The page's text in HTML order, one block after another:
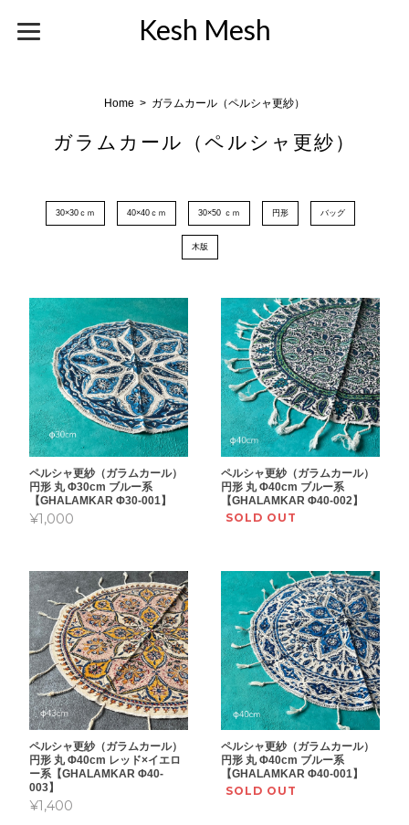
Kesh Mesh
Home ガラムカール（ペルシャ更紗）
ガラムカール（ペルシャ更紗）
30×30ｃｍ 40×40ｃｍ 30×50 ｃｍ 円形 バッグ
木版
ペルシャ更紗（ガラムカール）
円形 丸 Φ30cm ブルー系
【GHALAMKAR Φ30-001】
¥1,000
ペルシャ更紗（ガラムカール）
円形 丸 Φ40cm ブルー系
【GHALAMKAR Φ40-002】
SOLD OUT
ペルシャ更紗（ガラムカール）
円形 丸 Φ40cm レッド×イエロ
ー系【GHALAMKAR Φ40-
003】
¥1,400
ペルシャ更紗（ガラムカール）
円形 丸 Φ40cm ブルー系
【GHALAMKAR Φ40-001】
SOLD OUT